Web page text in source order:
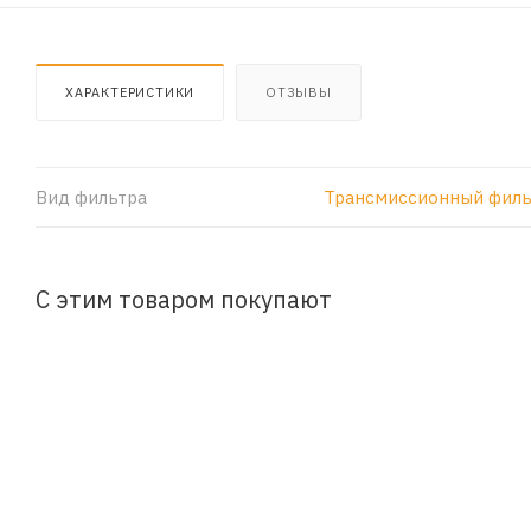
ХАРАКТЕРИСТИКИ ОТЗЫВЫ
Вид фильтра Трансмиссионный
С этим товаром покупают